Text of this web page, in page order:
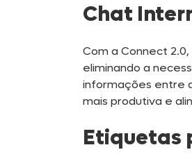
Chat
Com a Connect
eliminando a
informações entre
mais produtiva e
Etiquetas